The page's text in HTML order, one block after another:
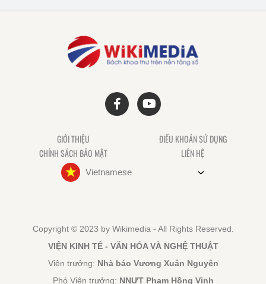
GIỚI THIỆU
ĐIỀU KHOẢN SỬ DỤNG
CHÍNH SÁCH BẢO MẬT
LIÊN HỆ
Vietnamese
Copyright © 2023 by Wikimedia - All Rights Reserved.
VIỆN KINH TẾ - VĂN HÓA VÀ NGHỆ THUẬT
Viện trưởng: Nhà báo Vương Xuân Nguyên
Phó Viện trưởng: NNƯT Phạm Hồng Vinh